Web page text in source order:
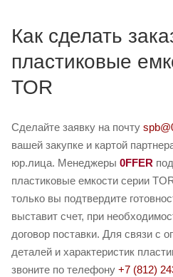
Как сделать
пластиковые
TOR
Сделайте заявку на почту
вашей закупке и картой
юр.лица. Менеджеры 0FFER
пластиковые емкости серии
только вы подтвердите
выставит счет, при
договор поставки. Для связи с
деталей и характеристик
звоните по телефону +7 (812)